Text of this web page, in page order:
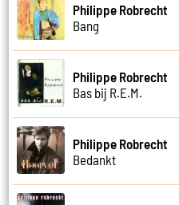
Philippe Robrecht
Bang
Philippe Robrecht
Bas bij R.E.M.
Philippe Robrecht
Bedankt